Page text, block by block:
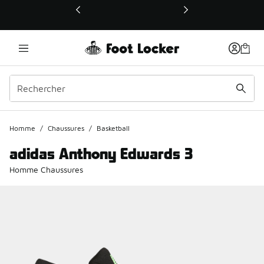
Ce lien ouvrira une nouvelle fenêtre
Homme / Chaussures / Basketball
adidas Anthony Edwards 3
Homme Chaussures